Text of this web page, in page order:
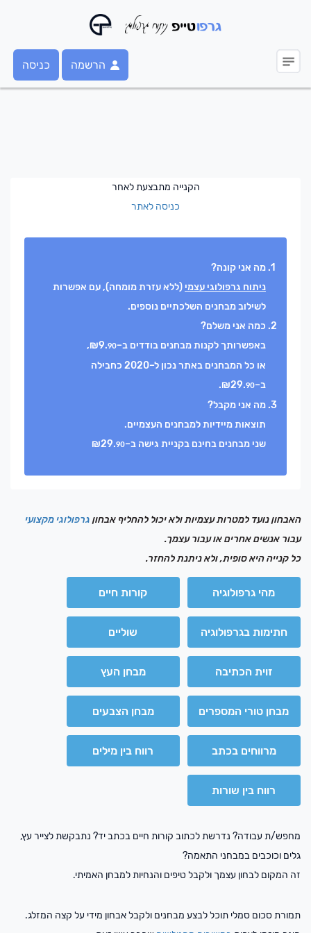
הרשמה כניסה
הקנייה מתבצעת לאחר
כניסה לאתר
מה אני קונה?
ניתוח גרפולוגי עצמי (ללא עזרת מומחה), עם אפשרות
לשילוב מבחנים השלכתיים נוספים.
כמה אני משלם?
באפשרותך לקנות מבחנים בודדים ב–₪9.90
,
או כל המבחנים באתר נכון ל–2020 כחבילה
ב–₪29.90
.
מה אני מקבל?
תוצאות מיידיות למבחנים העצמיים.
שני מבחנים בחינם בקניית גישה ב–₪29.90
האבחון נועד למטרות עצמיות ולא יכול להחליף אבחון גרפולוגי מקצועי
עבור אנשים אחרים או עבור עצמך.
כל קנייה היא סופית, ולא ניתנת להחזר.
מהי גרפולוגיה קורות חיים
חתימותבגרפולוגיה שוליים
זוית הכתיבה מבחן העץ
מבחן טורי המספרים מבחן הצבעים
מרווחים בכתב רווח בין מילים
רווח בין שורות
מחפש/ת עבודה? נדרשת לכתוב קורות חיים בכתב יד? נתבקשת לצייר עץ,
גלים וכוכבים במבחני התאמה?
זה המקום לבחון עצמך ולקבל טיפים והנחיות למבחן האמיתי.
תמורת סכום סמלי תוכל לבצע מבחנים ולקבל אבחון מידי על קצה המזלג.